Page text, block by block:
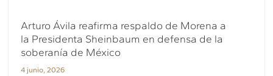
Arturo Ávila reafirma respaldo de Morena a
la Presidenta Sheinbaum en defensa de la
soberanía de México
4 junio, 2026